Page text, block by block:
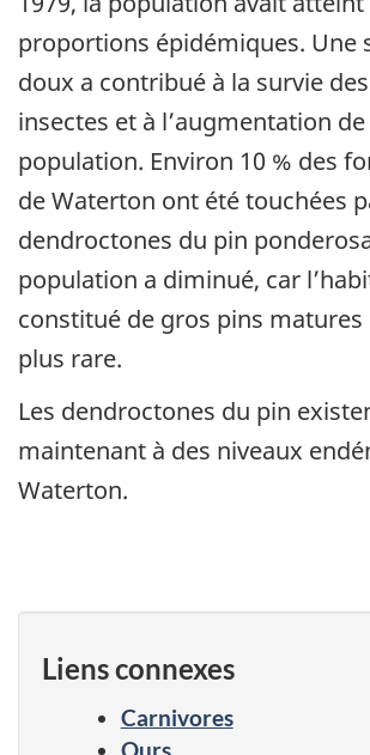
proportions épidémiques. Une
doux a contribué à la survie
insectes et à l’augmentation de
population. Environ 10 % des
de Waterton ont été touchées
dendroctones du pin
population a diminué, car
constitué de gros pins matures
plus rare.
Les dendroctones du pin
maintenant à des niveaux
Waterton.
Liens connexes
Carnivores
Ours